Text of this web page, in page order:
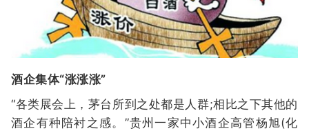
酒企集体“涨涨涨”
“各类展会上，茅台所到之处都是人群;相比之下其他的
酒企有种陪衬之感。”贵州一家中小酒企高管杨旭(化